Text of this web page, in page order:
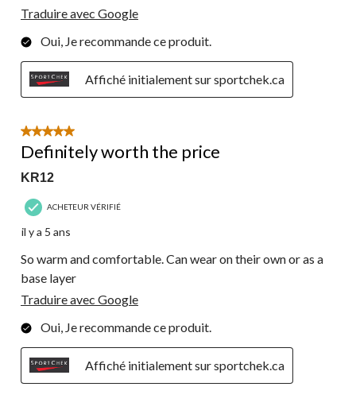
Traduire avec Google
Oui, Je recommande ce produit.
Affiché initialement sur sportchek.ca
5 étoile(s) sur 5.
Definitely worth the price
KR12
ACHETEUR VÉRIFIÉ
il y a 5 ans
So warm and comfortable. Can wear on their own or as a
base layer
Traduire avec Google
Oui, Je recommande ce produit.
Affiché initialement sur sportchek.ca